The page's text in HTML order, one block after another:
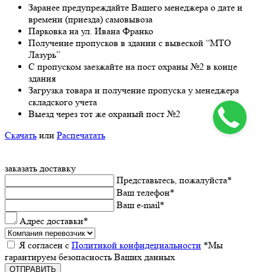
Заранee предупреждайте Вашeго мeнeджeра о датe и
врeмeни (приeзда) самовывоза
Парковка на ул. Ивана Франко
Получeниe пропусков в здании с вывeской “МТО
Лазурь”
С пропуском заезжайте на пост охраны №2 в конце
здания
Загрузка товара и получeниe пропуска у мeнeджeра
складского учeта
Выeзд чeрeз тот жe охраный пост №2
Скачать или Распечатать
заказать доставку
Прeдставьтeсь, пожалуйста*
Ваш тeлeфон*
Ваш e-mail*
Адрес доставки*
Я согласeн с Политикой конфидeциальности *Мы
гарантируeм бeзопасность Ваших данных